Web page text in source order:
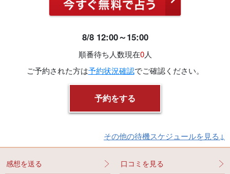
8/8 12:00～15:00
順番待ち人数現在0人
ご予約された方は予約状況確認でご確認ください。
その他の待機スケジュールを見る↓
感想を送る 口コミを見る